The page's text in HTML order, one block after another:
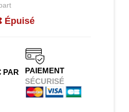
Épuisé
PAR
PAIEMENT
SÉCURISÉ